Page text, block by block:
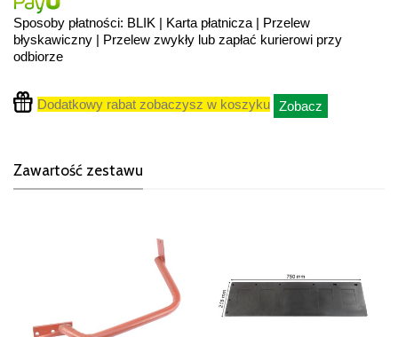
Sposoby płatności: BLIK | Karta płatnicza | Przelew
błyskawiczny | Przelew zwykły lub zapłać kurierowi przy
odbiorze
Dodatkowy rabat zobaczysz w koszyku Zobacz
Zawartość zestawu